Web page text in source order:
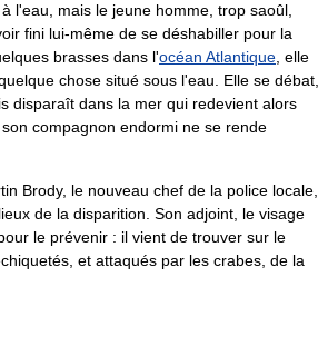
l'eau, mais le jeune homme, trop saoûl,
fini lui-même de se déshabiller pour la
brasses dans l'océan Atlantique, elle
chose situé sous l'eau. Elle se débat,
disparaît dans la mer qui redevient alors
compagnon endormi ne se rende
Brody, le nouveau chef de la police locale,
de la disparition. Son adjoint, le visage
le prévenir : il vient de trouver sur le
et attaqués par les crabes, de la